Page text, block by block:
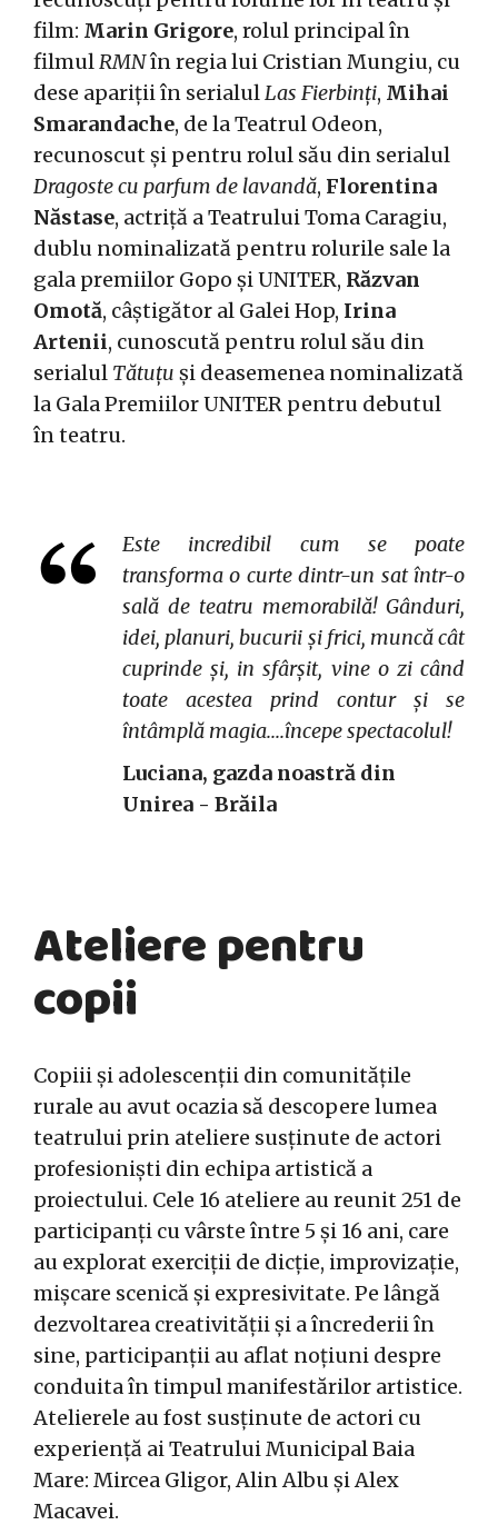
film: Marin Grigore, rolul principal în
filmulRMNîn regia lui Cristian Mungiu, cu
dese apariții în serialulLas Fierbinți, Mihai
Smarandache, de la Teatrul Odeon,
recunoscut și pentru rolul său din serialul
Dragoste cu parfum de lavandă, Florentina
Năstase, actriță a Teatrului Toma Caragiu,
dublu nominalizată pentru rolurile sale la
gala premiilor Gopo și UNITER, Răzvan
Omotă, câștigător al Galei Hop, Irina
Artenii, cunoscută pentru rolul său din
serialul Tătuțu și deasemenea nominalizată
la Gala Premiilor UNITER pentru debutul
în teatru.
Este incredibil cum se poate
transforma o curte dintr-un sat într-o
sală de teatru memorabilă! Gânduri,
idei, planuri, bucurii și frici, muncă cât
cuprinde și, in sfârșit, vine o zi când
toate acestea prind contur și se
întâmplă magia....începe spectacolul!
Luciana, gazda noastră din
Unirea - Brăila
Ateliere pentru
copii
Copiii și adolescenții din comunitățile
rurale au avut ocazia să descopere lumea
teatrului prin ateliere susținute de actori
profesioniști din echipa artistică a
proiectului. Cele 16 ateliere au reunit 251 de
participanți cu vârste între 5 și 16 ani, care
au explorat exerciții de dicție, improvizație,
mișcare scenică și expresivitate. Pe lângă
dezvoltarea creativității și a încrederii în
sine, participanții au aflat noțiuni despre
conduita în timpul manifestărilor artistice.
Atelierele au fost susținute de actori cu
experiență ai Teatrului Municipal Baia
Mare: Mircea Gligor, Alin Albu și Alex
Macavei.